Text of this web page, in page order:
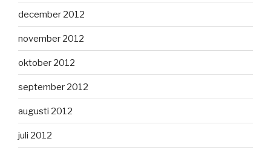
december 2012
november 2012
oktober 2012
september 2012
augusti 2012
juli 2012